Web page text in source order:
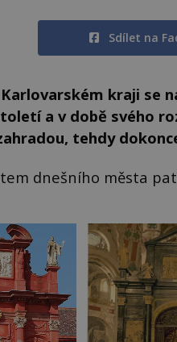
Sdílet na
kraji se
a v době svého
tehdy
dnešního města